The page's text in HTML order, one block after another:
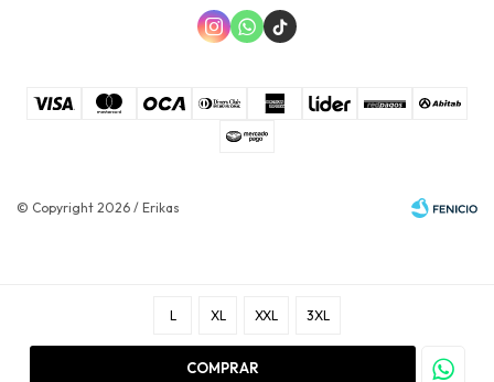
L XL XXL 3XL
COMPRAR
  
© Copyright 2026 / Erikas
Fenicio